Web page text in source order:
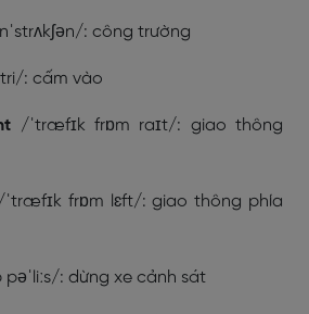
: công trường
: cấm vào
/ˈtræfɪk frɒm raɪt/: giao thông
ˈtræfɪk frɒm lɛft/: giao thông phía
: dừng xe cảnh sát